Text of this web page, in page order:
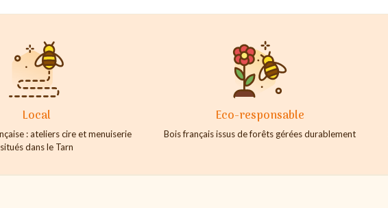
Local
: ateliers cire et menuiserie
situés dans le Tarn
Eco-responsable
Bois français issus de forêts gérées durablement